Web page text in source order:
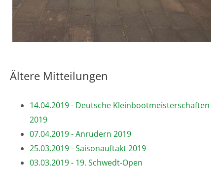
Ältere Mitteilungen
14.04.2019 - Deutsche Kleinbootmeisterschaften
2019
07.04.2019 - Anrudern 2019
25.03.2019 - Saisonauftakt 2019
03.03.2019 - 19. Schwedt-Open